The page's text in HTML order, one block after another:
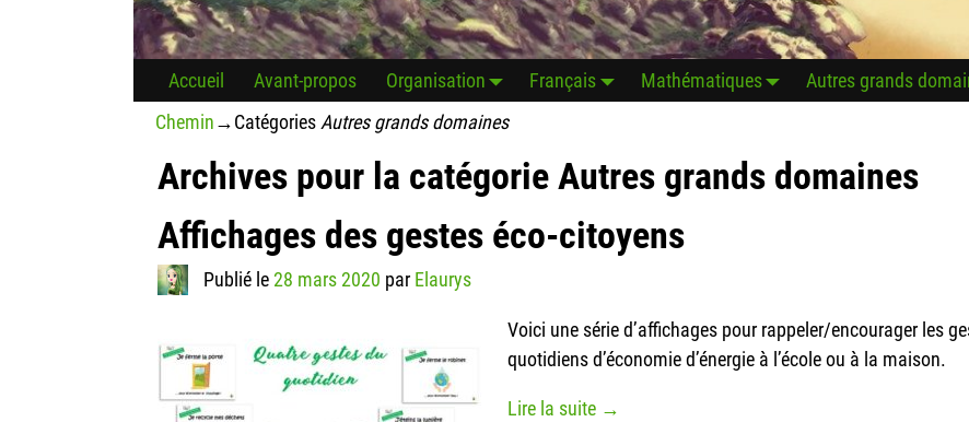
Accueil Avant-propos Organisation Français Mathématiques Autres grands
Chemin→CatégoriesAutres grands domaines
Archives pour la catégorie Autres grands domaines
Affichages des gestes éco-citoyens
Publié le 28 mars 2020 par Elaurys
Voici une série d’affichages pour rappeler/encourager les
quotidiens d’économie d’énergie à l’école ou à la maison.
Lire la suite →